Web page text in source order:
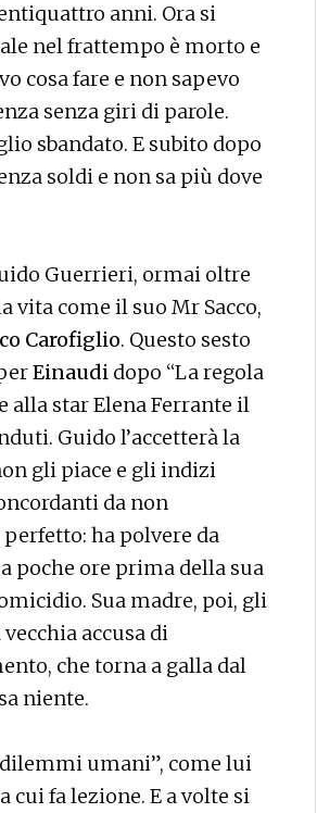
anni. Ora si
nel frattempo è morto e
cosa fare e non sapevo
senza giri di parole.
sbandato. E subito dopo
soldi e non sa più dove
Guerrieri, ormai oltre
vita come il suo Mr Sacco,
Carofiglio. Questo sesto
Einaudi dopo “La regola
alla star Elena Ferrante il
Guido l’accetterà la
gli piace e gli indizi
da non
ha polvere da
poche ore prima della sua
Sua madre, poi, gli
accusa di
che torna a galla dal
niente.
umani”, come lui
fa lezione. E a volte si